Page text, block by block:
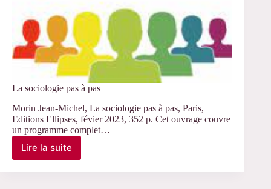
La sociologie pas à pas
Morin Jean-Michel, La sociologie pas à pas, Paris,
Editions Ellipses, févier 2023, 352 p. Cet ouvrage couvre
un programme complet…
Lire la suite
La